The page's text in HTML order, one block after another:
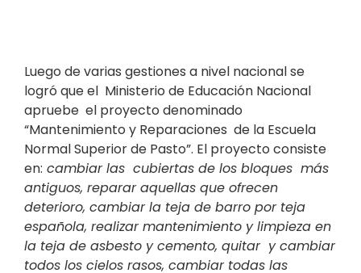
Luego de varias gestiones a nivel nacional se
logró que el Ministerio de Educación Nacional
apruebe el proyecto denominado
“Mantenimiento y Reparaciones de la Escuela
Normal Superior de Pasto”. El proyecto consiste
en: cambiar las cubiertas de los bloques más
antiguos, reparar aquellas que ofrecen
deterioro, cambiar la teja de barro por teja
española, realizar mantenimiento y limpieza en
la teja de asbesto y cemento, quitar y cambiar
todos los cielos rasos, cambiar todas las